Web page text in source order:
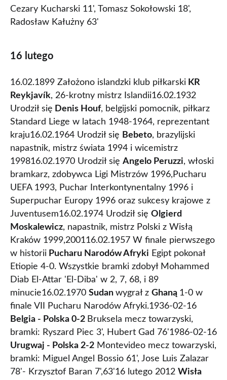
Cezary Kucharski 11', Tomasz Sokołowski 18',
Radosław Kałużny 63'
16 lutego
16.02.1899 Założono islandzki klub piłkarski KR
Reykjavík, 26-krotny mistrz Islandii16.02.1932
Urodził się Denis Houf, belgijski pomocnik, piłkarz
Standard Liege w latach 1948-1964, reprezentant
kraju16.02.1964 Urodził się Bebeto, brazylijski
napastnik, mistrz świata 1994 i wicemistrz
199816.02.1970 Urodził się Angelo Peruzzi, włoski
bramkarz, zdobywca Ligi Mistrzów 1996,Pucharu
UEFA 1993, Puchar Interkontynentalny 1996 i
Superpuchar Europy 1996 oraz sukcesy krajowe z
Juventusem16.02.1974 Urodził się Olgierd
Moskalewicz, napastnik, mistrz Polski z Wisłą
Kraków 1999,200116.02.1957 W finale pierwszego
w historii Pucharu Narodów Afryki Egipt pokonał
Etiopie 4-0. Wszystkie bramki zdobył Mohammed
Diab El-Attar 'El-Diba' w 2, 7, 68, i 89
minucie16.02.1970 Sudan wygrał z Ghaną 1-0 w
finale VII Pucharu Narodów Afryki.1936-02-16
Belgia - Polska 0-2 Bruksela mecz towarzyski,
bramki: Ryszard Piec 3', Hubert Gad 76'1986-02-16
Urugwaj - Polska 2-2 Montevideo mecz towarzyski,
bramki: Miguel Angel Bossio 61', Jose Luis Zalazar
78'- Krzysztof Baran 7',63'16 lutego 2012 Wisła